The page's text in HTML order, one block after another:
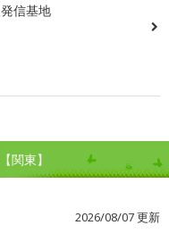
信基地
関東】
2026/08/07 更新